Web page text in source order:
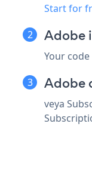
Start for
Adobe
Your
Adobe
veya